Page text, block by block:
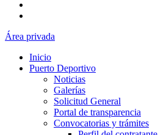
Área privada
Inicio
Puerto Deportivo
Noticias
Galerías
Solicitud General
Portal de transparencia
Convocatorias y trámites